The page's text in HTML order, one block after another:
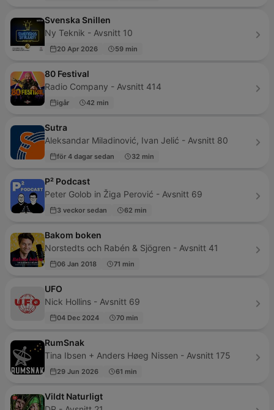
Svenska Snillen
Ny Teknik - Avsnitt 10
20 Apr 2026 59 min
80 Festival
Radio Company - Avsnitt 414
igår 42 min
Sutra
Aleksandar Miladinović, Ivan Jelić - Avsnitt 80
för 4 dagar sedan 32 min
P² Podcast
Peter Golob in Žiga Perović - Avsnitt 69
3 veckor sedan 62 min
Bakom boken
Norstedts och Rabén & Sjögren - Avsnitt 41
06 Jan 2018 71 min
UFO
Nick Hollins - Avsnitt 69
04 Dec 2024 70 min
RumSnak
Tina Ibsen + Anders Høeg Nissen - Avsnitt 175
29 Jun 2026 61 min
Vildt Naturligt